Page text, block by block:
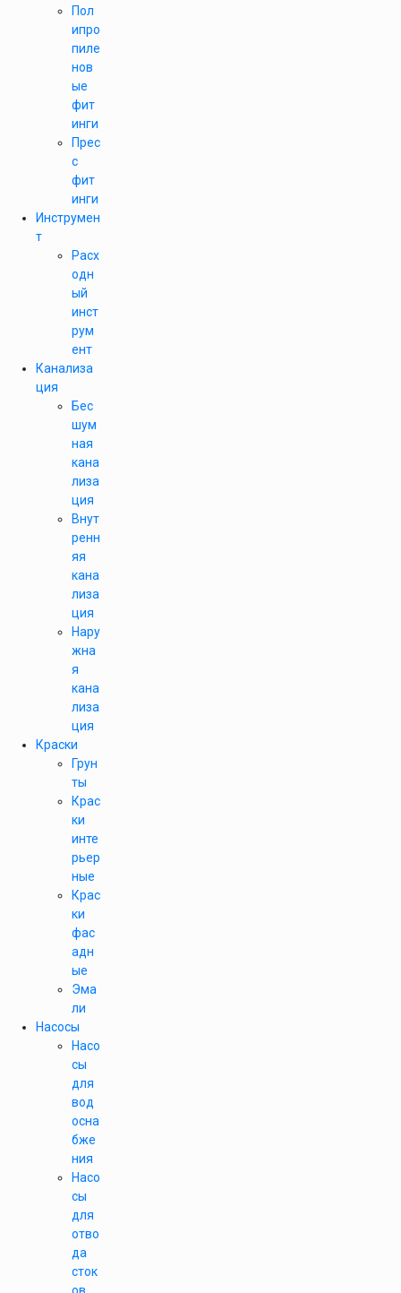
Пол
ипро
пиле
нов
ые
фит
инги
Прес
с
фит
инги
Инструмен
т
Расх
одн
ый
инст
рум
ент
Канализа
ция
Бес
шум
ная
кана
лиза
ция
Внут
ренн
яя
кана
лиза
ция
Нару
жна
я
кана
лиза
ция
Краски
Грун
ты
Крас
ки
инте
рьер
ные
Крас
ки
фас
адн
ые
Эма
ли
Насосы
Насо
сы
для
вод
осна
бже
ния
Насо
сы
для
отво
да
сток